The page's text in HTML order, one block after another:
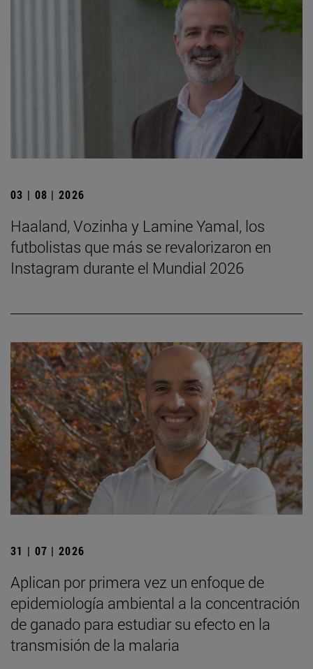
03 | 08 | 2026
Haaland, Vozinha y Lamine Yamal, los
futbolistas que más se revalorizaron en
Instagram durante el Mundial 2026
31 | 07 | 2026
Aplican por primera vez un enfoque de
epidemiología ambiental a la concentración
de ganado para estudiar su efecto en la
transmisión de la malaria